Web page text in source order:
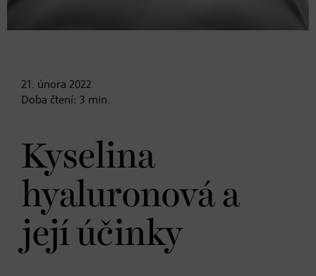
21. února 2022
Doba čtení: 3 min.
Kyselina
hyaluronová a
její účinky